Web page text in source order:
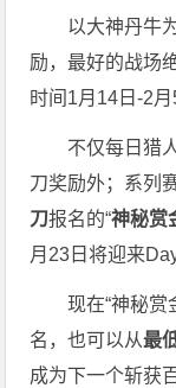
以大神丹牛
励，最好的战场
时间1月14日-2
不仅每日猎
刀奖励外；系列
刀报名的“神秘赏
月23日将迎来
现在“神秘赏
名，也可以从最
成为下一个斩获